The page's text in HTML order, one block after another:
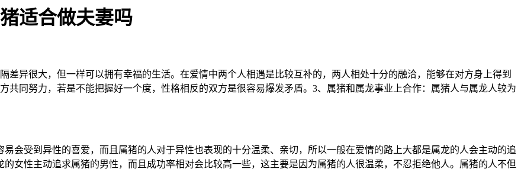
适合做夫妻吗
差异很大，但一样可以拥有幸福的生活。在爱情中两个人相遇是比较互补的，两人相处十分的融洽，能够在对方身上得到
共同努力，若是不能把握好一个度，性格相反的双方是很容易爆发矛盾。3、属猪和属龙事业上合作：属猪人与属龙人较为
会受到异性的喜爱，而且属猪的人对于异性也表现的十分温柔、亲切，所以一般在爱情的路上大都是属龙的人会主动的追
女性主动追求属猪的男性，而且成功率相对会比较高一些，这主要是因为属猪的人很温柔，不忍拒绝他人。属猪的人不但